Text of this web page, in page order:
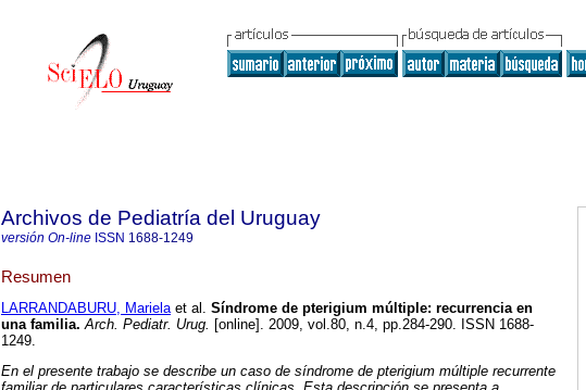
Archivos de Pediatría del Uruguay
versión On-line ISSN 1688-1249
Resumen
LARRANDABURU, Marielaet al. Síndrome de pterigium múltiple: recurrencia en
una familia. Arch. Pediatr. Urug. [online]. 2009, vol.80, n.4, pp.284-290. ISSN 1688-
1249.
En el presente trabajo se describe un caso de síndrome de pterigium múltiple recurrente